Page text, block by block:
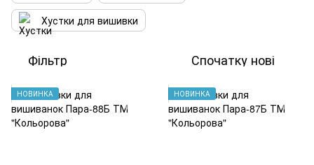
Хустки для вишивки
Фільтр Спочатку нові
НОВИНКА НОВИНКА